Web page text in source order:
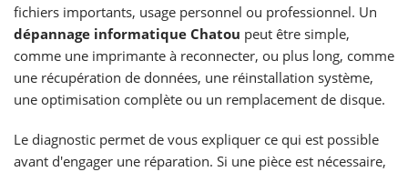
fichiers importants, usage personnel ou professionnel. Un
dépannage informatique Chatou peut être simple,
comme une imprimante à reconnecter, ou plus long, comme
une récupération de données, une réinstallation système,
une optimisation complète ou un remplacement de disque.
Le diagnostic permet de vous expliquer ce qui est possible
avant d'engager une réparation. Si une pièce est nécessaire,